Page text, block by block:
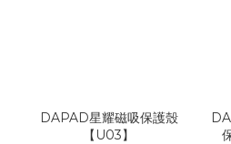
DAPAD星耀磁吸保護殼
【U03】